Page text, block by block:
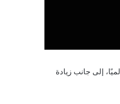
إلى جانب زيادة